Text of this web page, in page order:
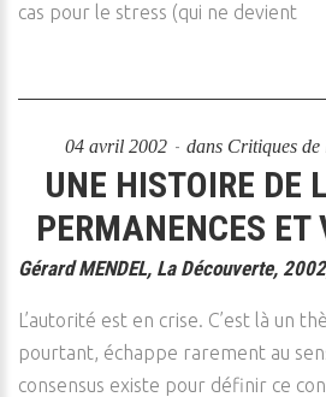
cas pour le stress (qui ne devient
04 avril 2002 dans Critiques de
UNE HISTOIRE DE
PERMANENCES ET
Gérard MENDEL, La Découverte,
L’autorité est en crise. C’est là un
pourtant, échappe rarement au
consensus existe pour définir ce